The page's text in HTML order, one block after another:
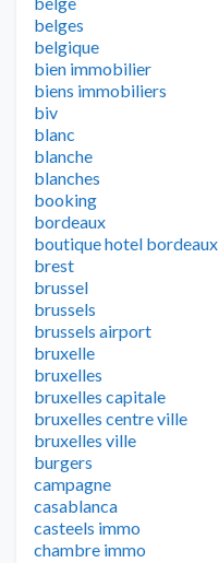
belges
belgique
bien immobilier
biens immobiliers
biv
blanc
blanche
blanches
booking
bordeaux
boutique hotel bordeaux
brest
brussel
brussels
brussels airport
bruxelle
bruxelles
bruxelles capitale
bruxelles centre ville
bruxelles ville
burgers
campagne
casablanca
casteels immo
chambre immo